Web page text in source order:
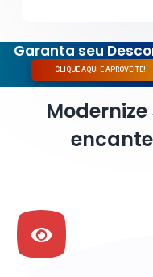
CLIQUE AQUI E APROVEITE!
Garanta seu